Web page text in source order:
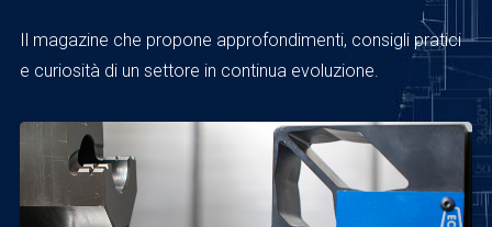
Il magazine che propone approfondimenti, consigli pratici
e curiosità di un settore in continua evoluzione.